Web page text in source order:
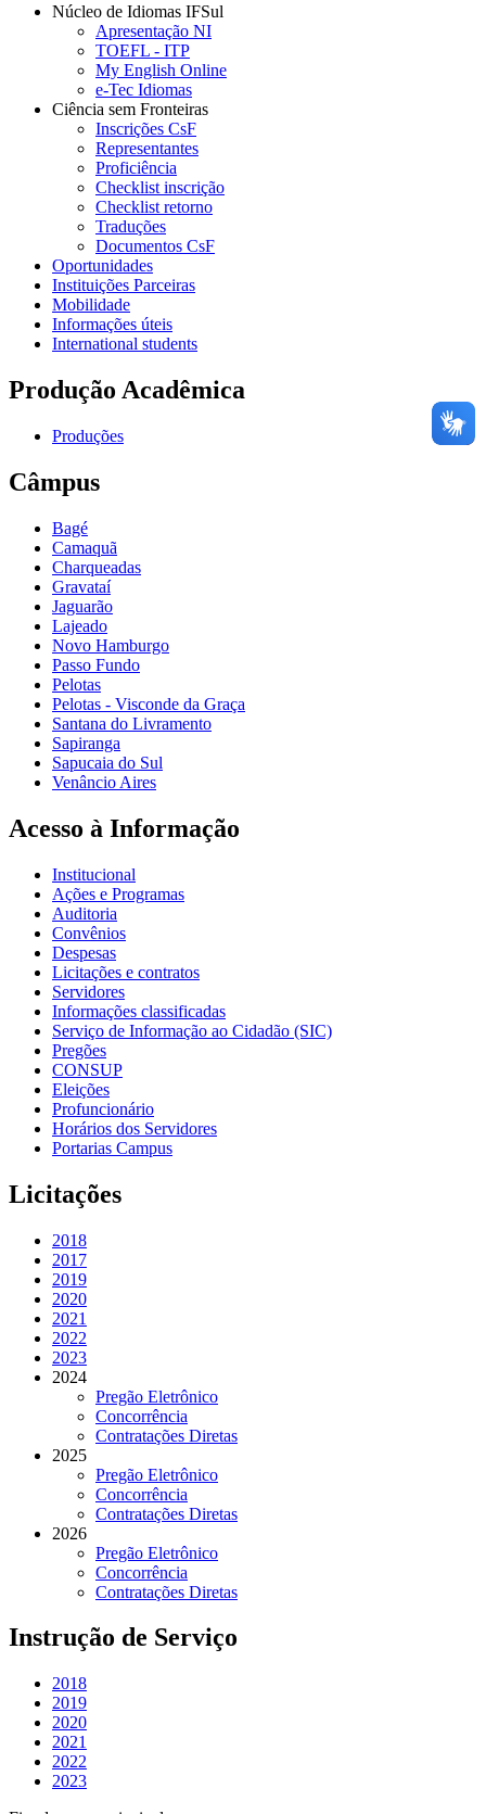
Núcleo de Idiomas IFSul
Apresentação NI
TOEFL - ITP
My English Online
e-Tec Idiomas
Ciência sem Fronteiras
Inscrições CsF
Representantes
Proficiência
Checklist inscrição
Checklist retorno
Traduções
Documentos CsF
Oportunidades
Instituições Parceiras
Mobilidade
Informações úteis
International students
Produção Acadêmica
Produções
Câmpus
Bagé
Camaquã
Charqueadas
Gravataí
Jaguarão
Lajeado
Novo Hamburgo
Passo Fundo
Pelotas
Pelotas - Visconde da Graça
Santana do Livramento
Sapiranga
Sapucaia do Sul
Venâncio Aires
Acesso à Informação
Institucional
Ações e Programas
Auditoria
Convênios
Despesas
Licitações e contratos
Servidores
Informações classificadas
Serviço de Informação ao Cidadão (SIC)
Pregões
CONSUP
Eleições
Profuncionário
Horários dos Servidores
Portarias Campus
Licitações
2018
2017
2019
2020
2021
2022
2023
2024
Pregão Eletrônico
Concorrência
Contratações Diretas
2025
Pregão Eletrônico
Concorrência
Contratações Diretas
2026
Pregão Eletrônico
Concorrência
Contratações Diretas
Instrução de Serviço
2018
2019
2020
2021
2022
2023